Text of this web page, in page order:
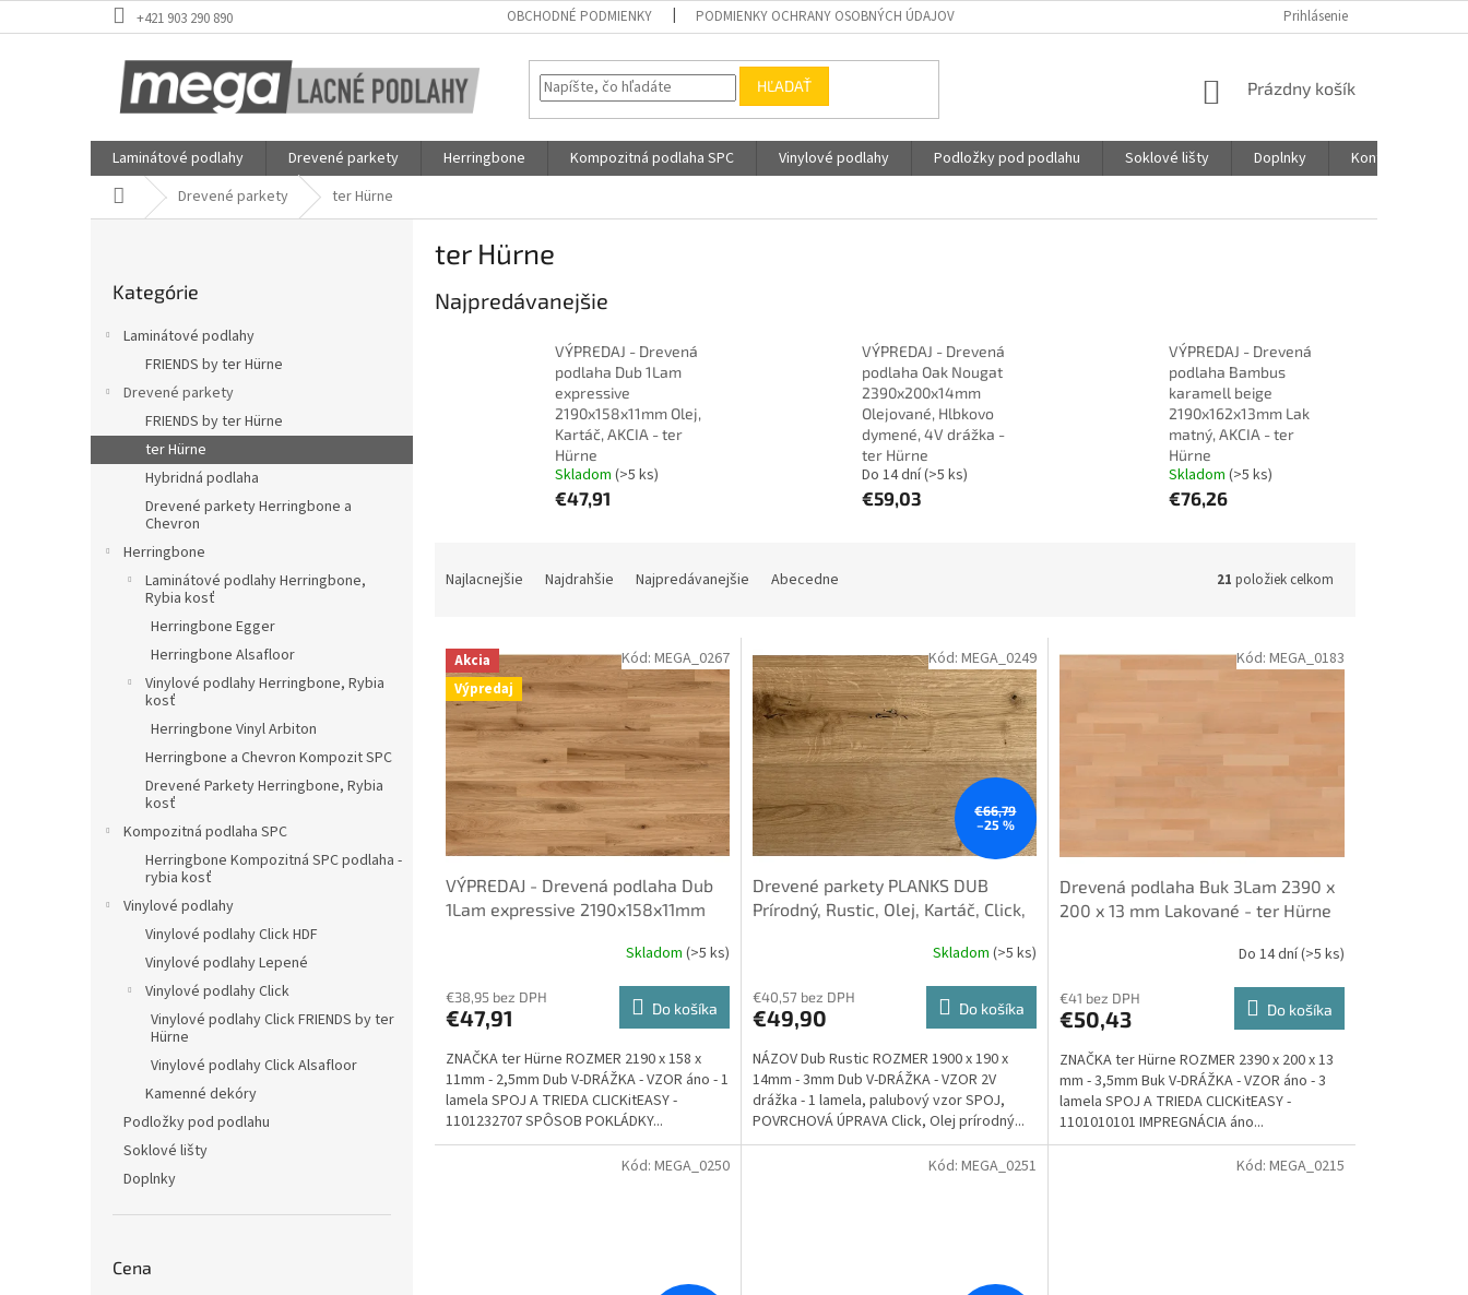
na
+421 903 290 890 OBCHODNÉ PODMIENKY PODMIENKY OCHRANY OSOBNÝCH ÚDAJOV Prihlásenie
HĽADAŤ
NÁKUPNÝ
Prázdny košík
Laminátové podlahy Drevené parkety Herringbone Kompozitná podlaha SPC Vinylové podlahy Podložky pod podlahu Soklové lišty Doplnky
Kontakty
DomovDrevené parkety ter Hürne
kategórie
Kategórie
Laminátové podlahy
FRIENDS by ter Hürne
Drevené parkety
FRIENDS by ter Hürne
ter Hürne
Hybridná podlaha
Drevené parkety Herringbone a
Chevron
Herringbone
Laminátové podlahy Herringbone,
Rybia kosť
Herringbone Egger
Herringbone Alsafloor
Vinylové podlahy Herringbone, Rybia
kosť
Herringbone Vinyl Arbiton
Herringbone a Chevron Kompozit SPC
Drevené Parkety Herringbone, Rybia
kosť
Kompozitná podlaha SPC
Herringbone Kompozitná SPC podlaha -
rybia kosť
Vinylové podlahy
Vinylové podlahy Click HDF
Vinylové podlahy Lepené
Vinylové podlahy Click
Vinylové podlahy Click FRIENDS by ter
Hürne
Vinylové podlahy Click Alsafloor
Kamenné dekóry
Podložky pod podlahu
Soklové lišty
Doplnky
Cena
ter Hürne
Najpredávanejšie
VÝPREDAJ - Drevená
podlaha Dub 1Lam
expressive
2190x158x11mm Olej,
Kartáč, AKCIA - ter
Hürne
Skladom (>5 ks)
€47,91
VÝPREDAJ - Drevená
podlaha Oak Nougat
2390x200x14mm
Olejované, Hlbkovo
dymené, 4V drážka -
ter Hürne
Do 14 dní(>5 ks)
€59,03
VÝPREDAJ - Drevená
podlaha Bambus
karamell beige
2190x162x13mm Lak
matný, AKCIA - ter
Hürne
Skladom (>5 ks)
€76,26
n
p
Najlacnejšie Najdrahšie Najpredávanejšie Abecedne 21 položiek celkom
V
p
p
Akcia
Výpredaj
VÝPREDAJ - Drevená podlaha Dub
1Lam expressive 2190x158x11mm
Skladom (>5 ks)
€38,95 bez DPH
€47,91 Do košíka
ZNAČKA ter Hürne ROZMER 2190 x 158 x
11mm - 2,5mm Dub V-DRÁŽKA - VZOR áno - 1
lamela SPOJ A TRIEDA CLICKitEASY -
1101232707 SPÔSOB POKLÁDKY...
Kód: MEGA_0267
€66,79
–25 %
Drevené parkety PLANKS DUB
Prírodný, Rustic, Olej, Kartáč, Click,
14x190x1900mm - palubové dosky
produktu
je
z
5
hviezdičiek.
Skladom (>5 ks)
€40,57 bez DPH
€49,90 Do košíka
NÁZOV Dub Rustic ROZMER 1900 x 190 x
14mm - 3mm Dub V-DRÁŽKA - VZOR 2V
drážka - 1 lamela, palubový vzor SPOJ,
POVRCHOVÁ ÚPRAVA Click, Olej prírodný...
Kód: MEGA_0249
Drevená podlaha Buk 3Lam 2390 x
200 x 13 mm Lakované - ter Hürne
Do 14 dní(>5 ks)
€41 bez DPH
€50,43 Do košíka
ZNAČKA ter Hürne ROZMER 2390 x 200 x 13
mm - 3,5mm Buk V-DRÁŽKA - VZOR áno - 3
lamela SPOJ A TRIEDA CLICKitEASY -
1101010101 IMPREGNÁCIA áno...
Kód: MEGA_0183
Kód: MEGA_0250 Kód: MEGA_0251 Kód: MEGA_0215